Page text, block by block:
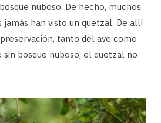
nuboso. De hecho, muchos
han visto un quetzal. De allí
tanto del ave como
sin bosque nuboso, el quetzal no